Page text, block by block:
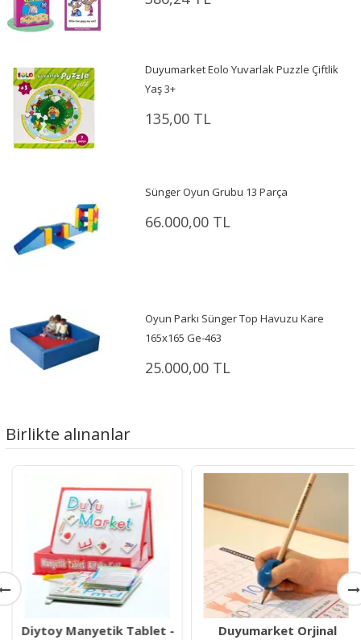
Duyumarket Eolo Yuvarlak Puzzle Çiftlik
Yaş 3+
135,00 TL
Sünger Oyun Grubu 13 Parça
66.000,00 TL
Oyun Parkı Sünger Top Havuzu Kare
165x165 Ge-463
25.000,00 TL
Birlikte alınanlar
Diytoy Manyetik Tablet -
Duyumarket Orjinal